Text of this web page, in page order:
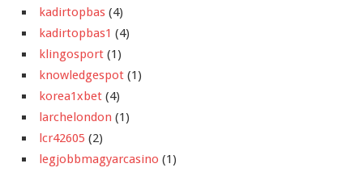
kadirtopbas (4)
kadirtopbas1 (4)
klingosport (1)
knowledgespot (1)
korea1xbet (4)
larchelondon (1)
lcr42605 (2)
legjobbmagyarcasino (1)